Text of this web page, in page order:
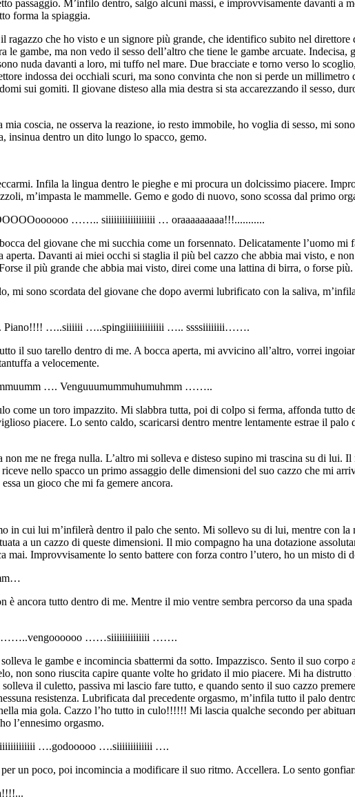
passaggio. M’infilo dentro, salgo alcuni massi, e improvvisamente davanti a
forma la spiaggia.
ragazzo che ho visto e un signore più grande, che identifico subito nel
le gambe, ma non vedo il sesso dell’altro che tiene le gambe arcuate.
nuda davanti a loro, mi tuffo nel mare. Due bracciate e torno verso lo
indossa dei occhiali scuri, ma sono convinta che non si perde un
sui gomiti. Il giovane disteso alla mia destra si sta accarezzando il sesso,
coscia, ne osserva la reazione, io resto immobile, ho voglia di sesso, mi
insinua dentro un dito lungo lo spacco, gemo.
Infila la lingua dentro le pieghe e mi procura un dolcissimo piacere.
m’impasta le mammelle. Gemo e godo di nuovo, sono scossa dal primo
…….. siiiiiiiiiiiiiiiiii … oraaaaaaaaa!!!...........
del giovane che mi succhia come un forsennato. Delicatamente l’uomo
Davanti ai miei occhi si staglia il più bel cazzo che abbia mai visto, e
il più grande che abbia mai visto, direi come una lattina di birra, o forse più.
mi sono scordata del giovane che dopo avermi lubrificato con la saliva,
…..siiiiii …..spingiiiiiiiiiiiiii ….. ssssiiiiiiii…….
il suo tarello dentro di me. A bocca aperta, mi avvicino all’altro, vorrei
a velocemente.
…. Venguuumummuhumuhmm ……..
come un toro impazzito. Mi slabbra tutta, poi di colpo si ferma, affonda tutto
piacere. Lo sento caldo, scaricarsi dentro mentre lentamente estrae il
non me ne frega nulla. L’altro mi solleva e disteso supino mi trascina su di
nello spacco un primo assaggio delle dimensioni del suo cazzo che mi
un gioco che mi fa gemere ancora.
in cui lui m’infilerà dentro il palo che sento. Mi sollevo su di lui, mentre con
a un cazzo di queste dimensioni. Il mio compagno ha una dotazione
mai. Improvvisamente lo sento battere con forza contro l’utero, ho un misto
è ancora tutto dentro di me. Mentre il mio ventre sembra percorso da una
……..vengoooooo ……siiiiiiiiiiiiii …….
le gambe e incomincia sbattermi da sotto. Impazzisco. Sento il suo
non sono riuscita capire quante volte ho gridato il mio piacere. Mi ha
il culetto, passiva mi lascio fare tutto, e quando sento il suo cazzo
resistenza. Lubrificata dal precedente orgasmo, m’infila tutto il palo
mia gola. Cazzo l’ho tutto in culo!!!!!! Mi lascia qualche secondo per
l’ennesimo orgasmo.
….godooooo ….siiiiiiiiiiiii ….
un poco, poi incomincia a modificare il suo ritmo. Accellera. Lo sento